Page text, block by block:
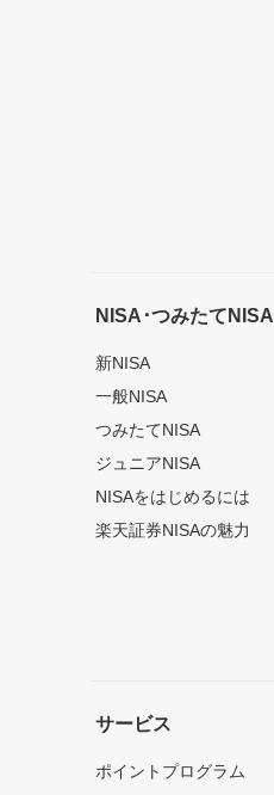
NISA･つみたてNISA
新NISA
一般NISA
つみたてNISA
ジュニアNISA
NISAをはじめるには
楽天証券NISAの魅力
サービス
ポイントプログラム